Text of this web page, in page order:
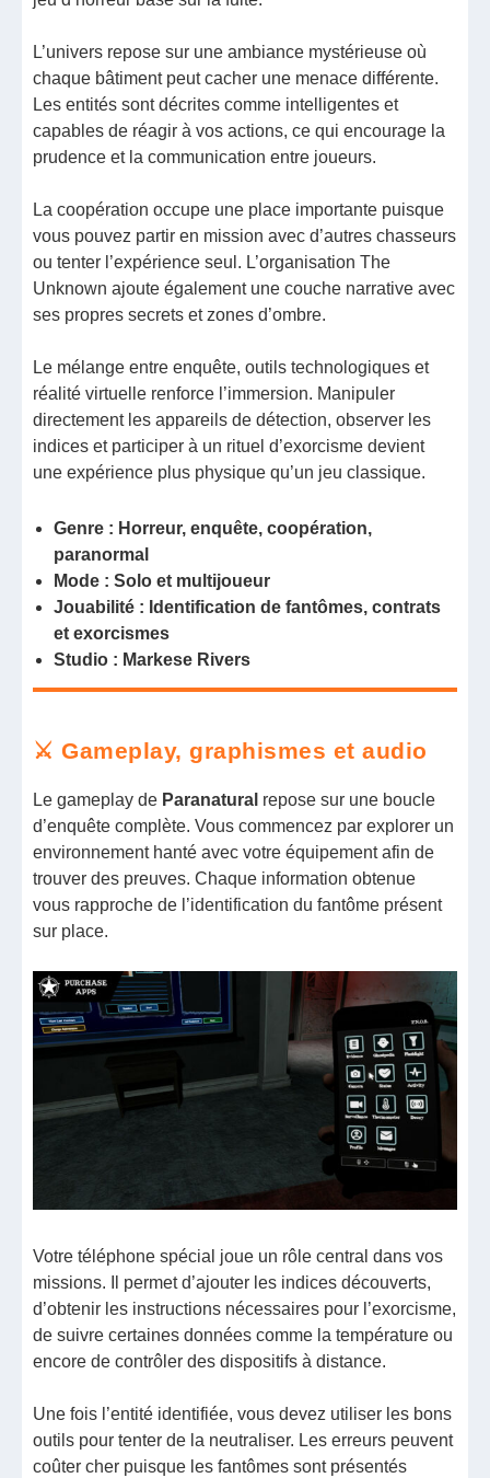
L’univers repose sur une ambiance mystérieuse où
chaque bâtiment peut cacher une menace différente.
Les entités sont décrites comme intelligentes et
capables de réagir à vos actions, ce qui encourage la
prudence et la communication entre joueurs.
La coopération occupe une place importante puisque
vous pouvez partir en mission avec d’autres chasseurs
ou tenter l’expérience seul. L’organisation The
Unknown ajoute également une couche narrative avec
ses propres secrets et zones d’ombre.
Le mélange entre enquête, outils technologiques et
réalité virtuelle renforce l’immersion. Manipuler
directement les appareils de détection, observer les
indices et participer à un rituel d’exorcisme devient
une expérience plus physique qu’un jeu classique.
Genre : Horreur, enquête, coopération,
paranormal
Mode : Solo et multijoueur
Jouabilité : Identification de fantômes, contrats
et exorcismes
Studio : Markese Rivers
⚔️ Gameplay, graphismes et audio
Le gameplay de Paranatural repose sur une boucle
d’enquête complète. Vous commencez par explorer un
environnement hanté avec votre équipement afin de
trouver des preuves. Chaque information obtenue
vous rapproche de l’identification du fantôme présent
sur place.
Votre téléphone spécial joue un rôle central dans vos
missions. Il permet d’ajouter les indices découverts,
d’obtenir les instructions nécessaires pour l’exorcisme,
de suivre certaines données comme la température ou
encore de contrôler des dispositifs à distance.
Une fois l’entité identifiée, vous devez utiliser les bons
outils pour tenter de la neutraliser. Les erreurs peuvent
coûter cher puisque les fantômes sont présentés